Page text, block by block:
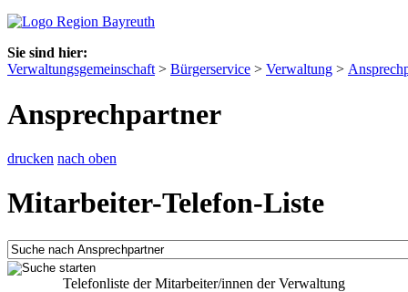
Sie sind hier:
Verwaltungsgemeinschaft > Bürgerservice > Verwaltung >
Ansprechpartner
drucken nach oben
Mitarbeiter-Telefon-Liste
Telefonliste der Mitarbeiter/innen der Verwaltung